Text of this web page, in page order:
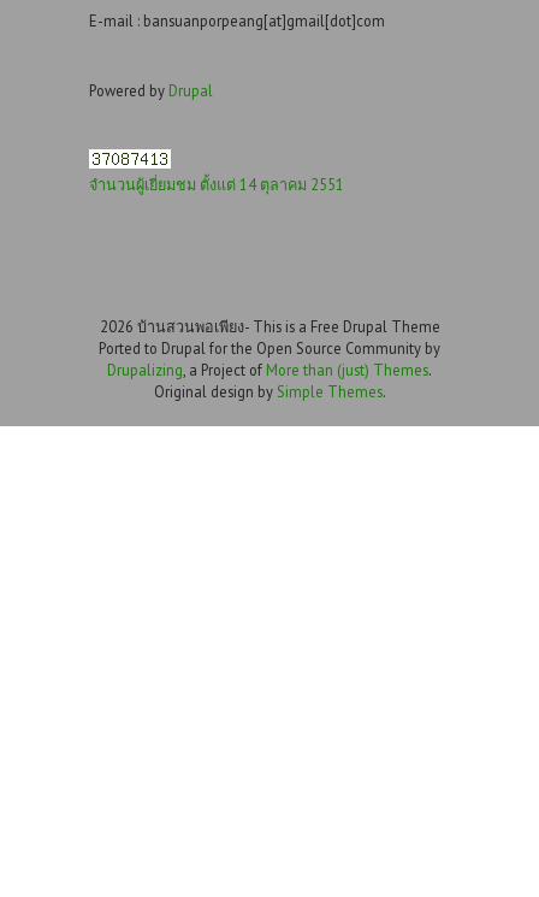
E-mail : bansuanporpeang[at]gmail[dot]com
Powered by Drupal
จำนวนผู้เยี่ยมชม ตั้งแต่ 14 ตุลาคม 2551
2026 บ้านสวนพอเพียง- This is a Free Drupal Theme
Ported to Drupal for the Open Source Community by
Drupalizing , a Project of More than (just) Themes.
Original design by Simple Themes.